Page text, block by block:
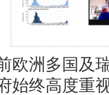
洲多国及瑞
始终高度重